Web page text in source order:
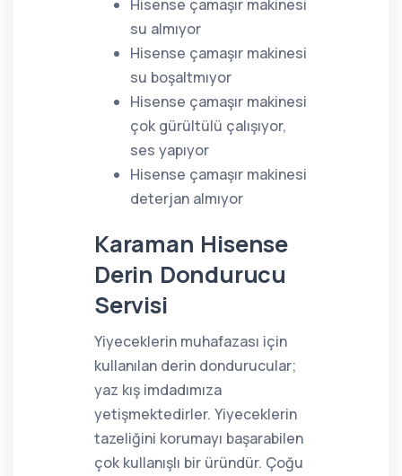
Hisense çamaşır makinesi
su almıyor
Hisense çamaşır makinesi
su boşaltmıyor
Hisense çamaşır makinesi
çok gürültülü çalışıyor,
ses yapıyor
Hisense çamaşır makinesi
deterjan almıyor
Karaman Hisense
Derin Dondurucu
Servisi
Yiyeceklerin muhafazası için
kullanılan derin dondurucular;
yaz kış imdadımıza
yetişmektedirler. Yiyeceklerin
tazeliğini korumayı başarabilen
çok kullanışlı bir üründür. Çoğu